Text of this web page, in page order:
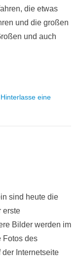
die etwas
und die großen
und auch
Hinterlasse eine
sind heute die
erste
Bilder werden im
Fotos des
der Internetseite